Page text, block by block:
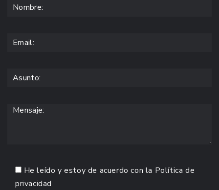
He leído y estoy de acuerdo con la Política de
privacidad